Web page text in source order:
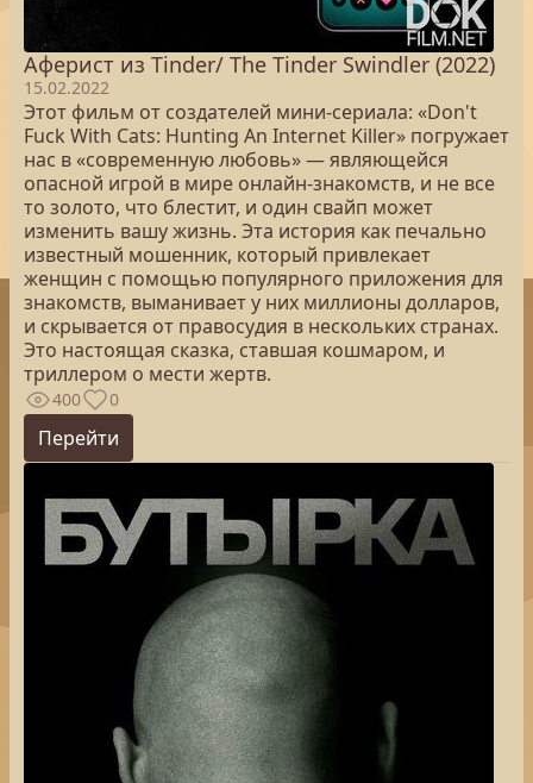
Аферист из Tinder/ The Tinder Swindler (2022)
15.02.2022
Этот фильм от создателей мини-сериала: «Don't
Fuck With Cats: Hunting An Internet Killer» погружает
нас в «современную любовь» — являющейся
опасной игрой в мире онлайн-знакомств, и не все
то золото, что блестит, и один свайп может
изменить вашу жизнь. Эта история как печально
известный мошенник, который привлекает
женщин с помощью популярного приложения для
знакомств, выманивает у них миллионы долларов,
и скрывается от правосудия в нескольких странах.
Это настоящая сказка, ставшая кошмаром, и
триллером о мести жертв.
400 0
Перейти